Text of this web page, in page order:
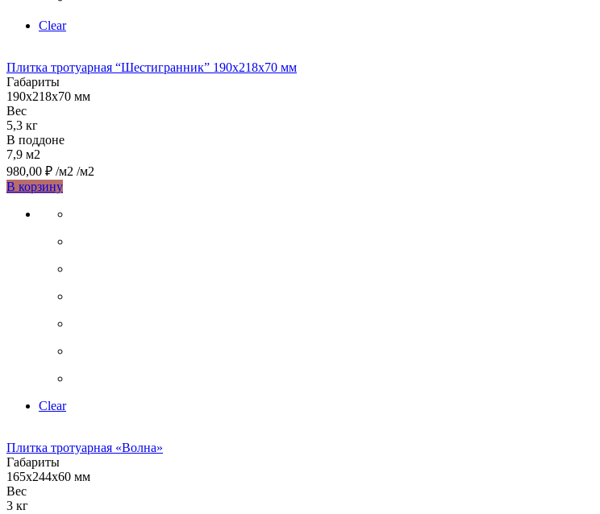
Clear
Плитка тротуарная “Шестигранник” 190х218х70 мм
Габариты
190х218х70 мм
Вес
5,3 кг
В поддоне
7,9 м2
980,00 ₽ /м2 /м2
В корзинуЭтот
имеет
вариаций.
можно
на
Clear
Плитка тротуарная «Волна»
Габариты
165х244х60 мм
Вес
3 кг